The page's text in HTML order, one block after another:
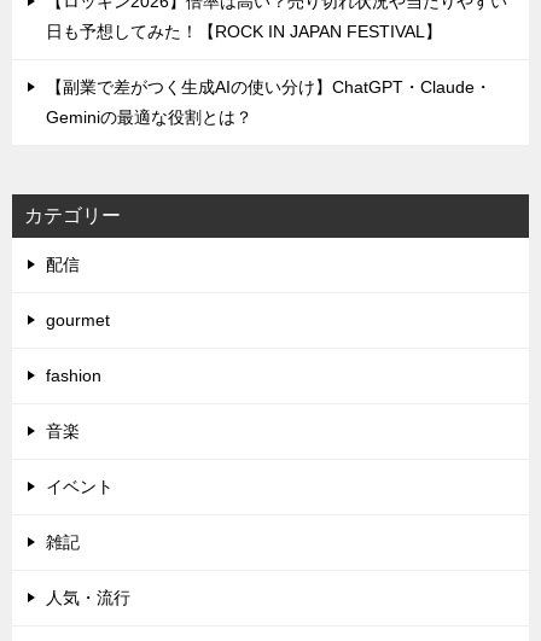
日も予想してみた！【ROCK IN JAPAN FESTIVAL】
【副業で差がつく生成AIの使い分け】ChatGPT・Claude・
Geminiの最適な役割とは？
カテゴリー
配信
gourmet
fashion
音楽
イベント
雑記
人気・流行